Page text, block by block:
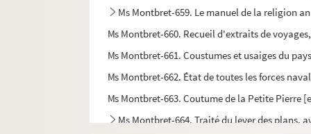
Ms Montbret-659. Le manuel de la religion
Ms Montbret-660. Recueil d'extraits de
Ms Montbret-661. Coustumes et usaiges du
Ms Montbret-662. État de toutes les forces
Ms Montbret-663. Coutume de la Petite
Ms Montbret-664. Traité du lever des plans,